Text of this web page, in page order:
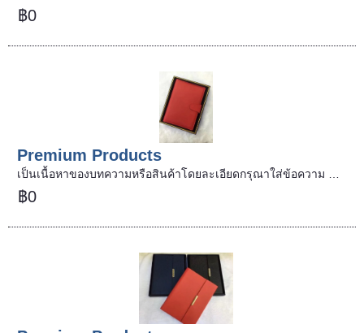
฿0
Premium Products
เป็นเนื้อหาของบทความหรือสินค้าโดยละเอียดกรุณาใส่ข้อความ …
฿0